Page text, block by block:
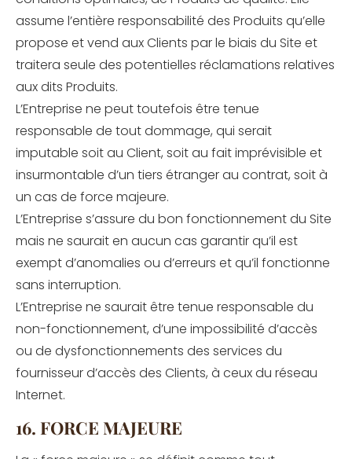
assume l’entière responsabilité des Produits qu’elle
propose et vend aux Clients par le biais du Site et
traitera seule des potentielles réclamations relatives
aux dits Produits.
L’Entreprise ne peut toutefois être tenue
responsable de tout dommage, qui serait
imputable soit au Client, soit au fait imprévisible et
insurmontable d’un tiers étranger au contrat, soit à
un cas de force majeure.
L’Entreprise s’assure du bon fonctionnement du Site
mais ne saurait en aucun cas garantir qu’il est
exempt d’anomalies ou d’erreurs et qu’il fonctionne
sans interruption.
L’Entreprise ne saurait être tenue responsable du
non-fonctionnement, d’une impossibilité d’accès
ou de dysfonctionnements des services du
fournisseur d’accès des Clients, à ceux du réseau
Internet.
16. FORCE MAJEURE